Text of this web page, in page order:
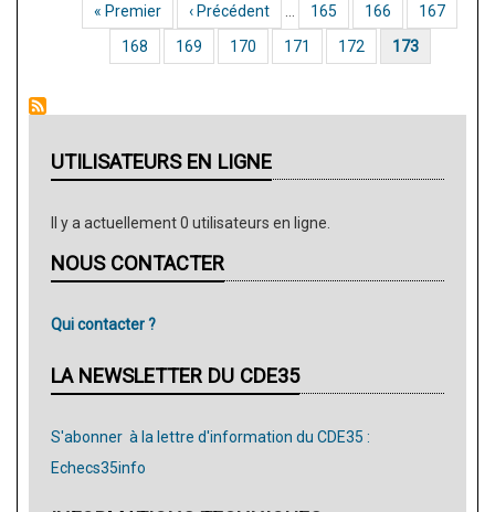
Pagination
Première page
« Premier Page précédente
‹ Précédent Page
165 Page
166 Page
167
Page
168 Page
169 Page
170 Page
171 Page
172 Page courante
173
UTILISATEURS EN LIGNE
Il y a actuellement 0 utilisateurs en ligne.
NOUS CONTACTER
Qui contacter ?
LA NEWSLETTER DU CDE35
S'abonner à la lettre d'information du CDE35 :
Echecs35info